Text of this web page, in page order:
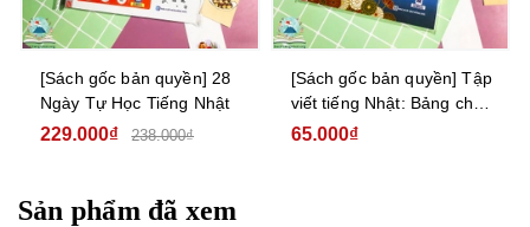
[Sách gốc bản quyền] 28
Ngày Tự Học Tiếng Nhật
229.000₫ 238.000₫
[Sách gốc bản quyền] Tập
viết tiếng Nhật: Bảng chữ
cái Katakana
65.000₫
Sản phẩm đã xem